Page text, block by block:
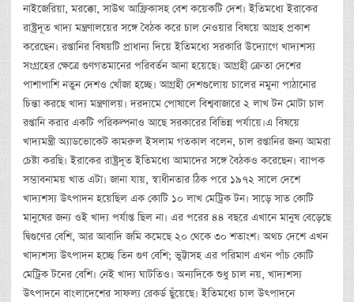
নাইজেরিয়া, মরক্কো, সাউথ আফ্রিকাসহ বেশ কয়েকটি দেশ। ইতিমধ্যে ইরাকের
রাষ্ট্রদূত খাদ্য মন্ত্রণালয়ের সঙ্গে বৈঠক করে চাল নেওয়ার বিষয়ে আগ্রহ প্রকাশ
করেছেন। রপ্তানির বিষয়টি প্রাধান্য দিয়ে ইতিমধ্যে সরকারি উদ্যোগে খাদ্যশস্য
সংগ্রহের ক্ষেত্রে গুণগতমানের পরিবর্তন আনা হয়েছে। আগ্রহী ক্রেতা দেশের
পাশাপাশি নতুন দেশও খোঁজা হচ্ছে। আগ্রহী দেশগুলোয় চালের নমুনা পাঠানোর
চিন্তা করছে খাদ্য মন্ত্রণালয়। দরদামে পোষালে বিশ্ববাজারে ২ লাখ টন মোটা চাল
রপ্তানি করার একটি পরিকল্পনাও আছে সরকারের বিভিন্ন পর্যায়ে।এ বিষয়ে
খাদ্যমন্ত্রী অ্যাডভোকেট কামরুল ইসলাম গতকাল বলেন, চাল রপ্তানির জন্য আমরা
চেষ্টা করছি। ইরাকের রাষ্ট্রদূত ইতিমধ্যে আমাদের সঙ্গে বৈঠকও করেছেন। ব্যাপক
সম্ভাবনাময় খাত এটা। জানা যায়, স্বাধীনতার ঠিক পরে ১৯৭২ সালে দেশে
খাদ্যশস্য উৎপাদন হয়েছিল এক কোটি ১০ লাখ মেট্রিক টন। সাড়ে সাত কোটি
মানুষের জন্য ওই খাদ্য পর্যাপ্ত ছিল না। এর পরের ৪৪ বছরে এখানে মানুষ বেড়েছে
দ্বিগুণের বেশি, আর আবাদি জমি কমেছে ২০ থেকে ৩০ শতাংশ। অথচ দেশে এখন
খাদ্যশস্য উৎপাদন হচ্ছে তিন গুণ বেশি; ভুট্টাসহ এর পরিমাণ এখন পাঁচ কোটি
মেট্রিক টনের বেশি। নেই খাদ্য ঘাটতিও। অন্যদিকে শুধু চাল নয়, খাদ্যশস্য
উৎপাদনে বাংলাদেশের সাফল্য রেকর্ড ছুঁয়েছে। ইতিমধ্যে চাল উৎপাদনে